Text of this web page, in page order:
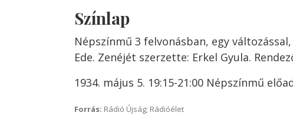
Színlap
Népszínmű 3 felvonásban, egy
Ede. Zenéjét szerzette: Erkel Gyula.
1934. május 5. 19:15-21:00 Népszínmű
Forrás: Rádió Újság; Rádióélet